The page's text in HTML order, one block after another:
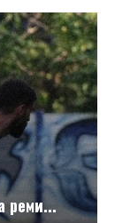
реми...